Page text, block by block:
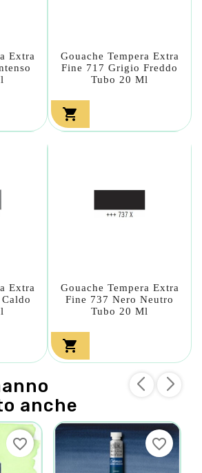
Extra
Gouache Tempera Extra
Fine 717 Grigio Freddo
Tubo 20 Ml

Extra
Gouache Tempera Extra
Fine 737 Nero Neutro
Tubo 20 Ml

anche
favorite_border favorite_border